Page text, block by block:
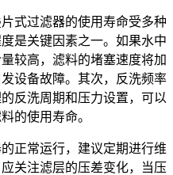
式过滤器的使用寿命受多种
是关键因素之一。如果水中
较高，滤料的堵塞速度将加
设备故障。其次，反洗频率
反洗周期和压力设置，可以
的使用寿命。
正常运行，建议定期进行维
关注滤层的压差变化，当压